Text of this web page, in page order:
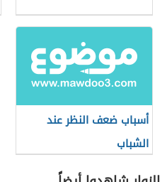
أسباب ضعف النظر عند
الشباب